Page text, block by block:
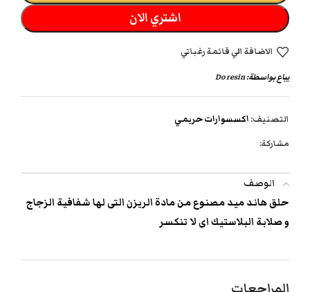
اشتري الان
الاضافة الي قائمة رغباتي
يباع بواسطة:Do resin
التصنيف: اكسسوارات حريمي
مشاركة:
الوصف
حلق هاند ميد مصنوع من مادة الريزن التى لها شفافية الزجاج
و صلابة البلاستيك اى لا تنكسر